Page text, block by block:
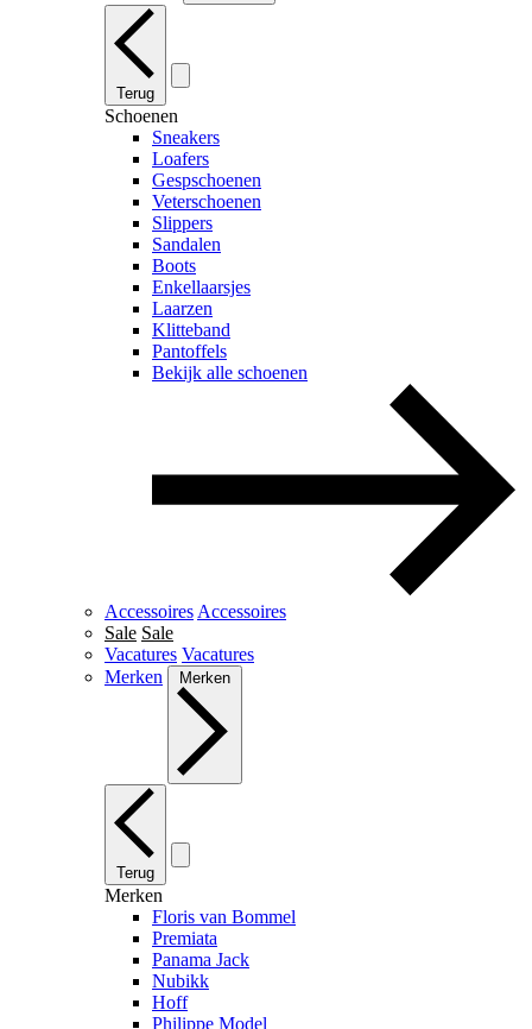
Terug
Schoenen
Sneakers
Loafers
Gespschoenen
Veterschoenen
Slippers
Sandalen
Boots
Enkellaarsjes
Laarzen
Klitteband
Pantoffels
Bekijk alle schoenen
Accessoires Accessoires
Sale Sale
Vacatures Vacatures
Merken
Merken
Terug
Merken
Floris van Bommel
Premiata
Panama Jack
Nubikk
Hoff
Philippe Model